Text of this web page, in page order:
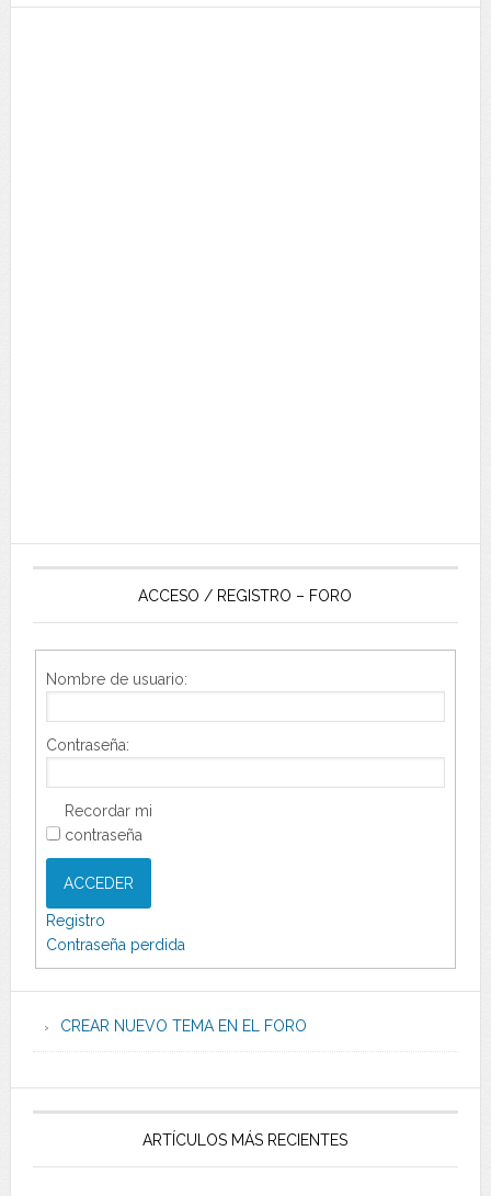
ACCESO / REGISTRO – FORO
Nombre de usuario:
Contraseña:
Recordar mi
contraseña
ACCEDER
Registro
Contraseña perdida
CREAR NUEVO TEMA EN EL FORO
ARTÍCULOS MÁS RECIENTES